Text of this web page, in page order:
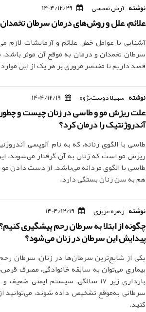
نوشته آرش شمسی 1404/12/29
علائم، علل و روش‌های درمان سرطان
آشنایی با عوامل خطر، علائم و آزمایشات
سرطان تخمدان و درمان به موقع آن موثر
قصد داریم تا مختصر مروری بر هر یک از این
نوشته سهیلا دوست‌پژوه 1404/12/19
علت ریزش مو و طاسی در زنان چیست و
آندروژنتیک را درمان کرد؟
طاسی با الگوی زنانه، که به نام آلوپسی
ریزش مو است که زنان به آن گرفتار می‌شوند.
طاسی با الگوی مردانه می‌باشد. از دست دادن
هم به سن زنان بستگی دارد.
نوشته زهره عزیزی 1404/12/19
چگونه از ابتلا به سرطان رحم پیشگیری
پیدایش این سرطان در زنان می‌شود؟
یکی از شایع‌ترین سرطان‌ها در زنان، سرطان
بیماری می‌توان به سابقه خانوادگی، مصرف
بارداری زیر 17 سالگی، سیستم
سرطانی به‌موقع تشخیص داده شوند، می‌توانید از
کنید.